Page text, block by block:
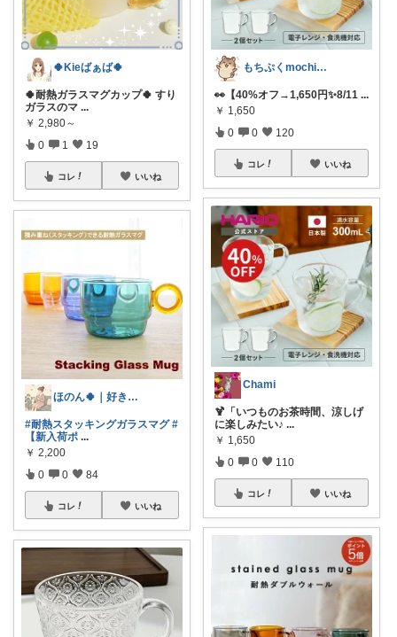
🍀Kieばぁば🍀
🍀耐熱ガラスマグカップ🍀 すり
ガラスのマ ...
￥ 2,980～
0 1 19
コレ いいね
ほのん🍀｜好きが溢れる暮らし
#耐熱スタッキングガラスマグ #
【新入荷ポ ...
￥ 2,200
0 0 84
コレ いいね
もちぷくmochipuku☘️7日感謝
👀【40%オフ→1,650円✨️8/11 ...
￥ 1,650
0 0 120
コレ いいね
Chami
🍹「いつものお茶時間、涼しげ
に楽しみたい♪ ...
￥ 1,650
0 0 110
コレ いいね